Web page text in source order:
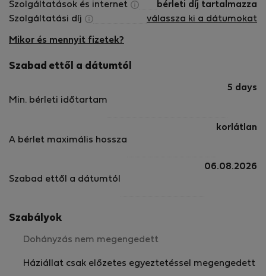
Szolgáltatások és internet
bérleti díj tartalmazza
Szolgáltatási díj
válassza ki a dátumokat
Mikor és mennyit fizetek?
Szabad ettől a dátumtól
Min. bérleti időtartam
5 days
A bérlet maximális hossza
korlátlan
Szabad ettől a dátumtól
06.08.2026
Szabályok
Dohányzás nem megengedett
Háziállat csak előzetes egyeztetéssel megengedett